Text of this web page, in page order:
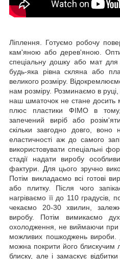
Ліплення.
Готуємо робочу
кам'яною або дерев'яною.
спеціальну дошку або мат для
будь-яка рівна скляна або
великого розміру.
нам розміру. Розминаємо в руці,
наш шматочок не стане досить
плюс пластики ФІМО в
запечений виріб або
скільки завгодно довго, воно
еластичності аж до самого
використовувати спеціальні
стадії надати виробу
фактури. Для цього зручно
Потім викладаємо всі готові
або плитку. Після чого
нагріваємо її до 110 градусів,
чекаємо 20-30 хвилин,
виробу. Потім вимикаємо
охолодження, не виймаючи
можливих пошкоджень
можна покрити його блискучим
блиску, але і замаскує